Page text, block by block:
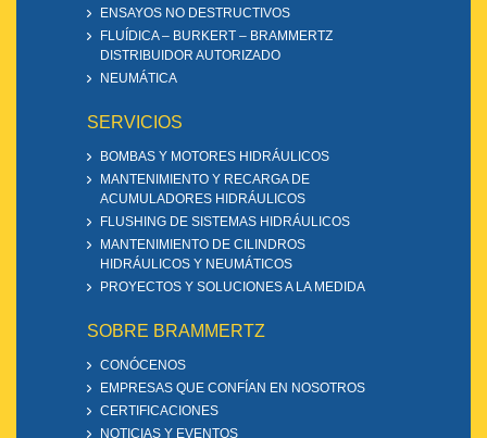
ENSAYOS NO DESTRUCTIVOS
FLUÍDICA – BURKERT – BRAMMERTZ
DISTRIBUIDOR AUTORIZADO
NEUMÁTICA
SERVICIOS
BOMBAS Y MOTORES HIDRÁULICOS
MANTENIMIENTO Y RECARGA DE
ACUMULADORES HIDRÁULICOS
FLUSHING DE SISTEMAS HIDRÁULICOS
MANTENIMIENTO DE CILINDROS
HIDRÁULICOS Y NEUMÁTICOS
PROYECTOS Y SOLUCIONES A LA MEDIDA
SOBRE BRAMMERTZ
CONÓCENOS
EMPRESAS QUE CONFÍAN EN NOSOTROS
CERTIFICACIONES
NOTICIAS Y EVENTOS